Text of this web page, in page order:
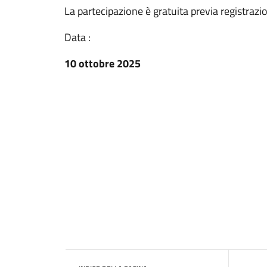
La partecipazione è gratuita previa
Data :
10 ottobre 2025